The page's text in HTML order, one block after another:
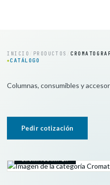
INICIO PRODUCTOS /
◆CATÁLOGO
Columnas, consumibles y
Pedir cotización